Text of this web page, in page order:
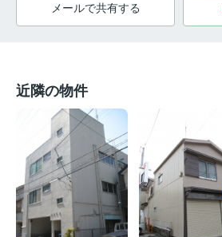
メールで共有する
近隣の物件